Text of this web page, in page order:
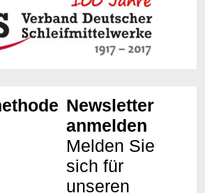
Newsletter
anmelden
Melden Sie
sich für
unseren